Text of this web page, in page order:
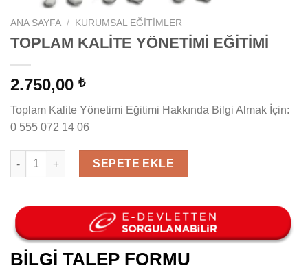
ANA SAYFA / KURUMSAL EĞITIMLER
TOPLAM KALİTE YÖNETİMİ EĞİTİMİ
2.750,00 ₺
Toplam Kalite Yönetimi Eğitimi Hakkında Bilgi Almak İçin:
0 555 072 14 06
TOPLAM KALİTE YÖNETİMİ EĞİTİMİ adet
SEPETE EKLE
BİLGİ TALEP FORMU